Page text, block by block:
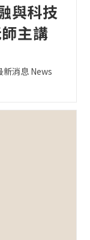
與科技
主講
新消息 News